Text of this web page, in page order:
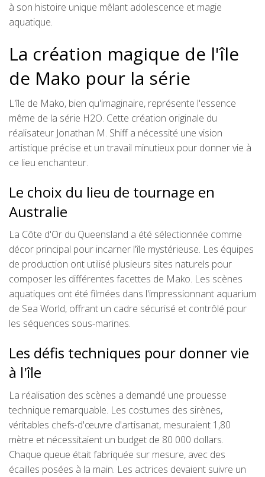
à son histoire unique mêlant adolescence et magie
aquatique.
La création magique de l'île
de Mako pour la série
L'île de Mako, bien qu'imaginaire, représente l'essence
même de la série H2O. Cette création originale du
réalisateur Jonathan M. Shiff a nécessité une vision
artistique précise et un travail minutieux pour donner vie à
ce lieu enchanteur.
Le choix du lieu de tournage en
Australie
La Côte d'Or du Queensland a été sélectionnée comme
décor principal pour incarner l'île mystérieuse. Les équipes
de production ont utilisé plusieurs sites naturels pour
composer les différentes facettes de Mako. Les scènes
aquatiques ont été filmées dans l'impressionnant aquarium
de Sea World, offrant un cadre sécurisé et contrôlé pour
les séquences sous-marines.
Les défis techniques pour donner vie
à l'île
La réalisation des scènes a demandé une prouesse
technique remarquable. Les costumes des sirènes,
véritables chefs-d'œuvre d'artisanat, mesuraient 1,80
mètre et nécessitaient un budget de 80 000 dollars.
Chaque queue était fabriquée sur mesure, avec des
écailles posées à la main. Les actrices devaient suivre un